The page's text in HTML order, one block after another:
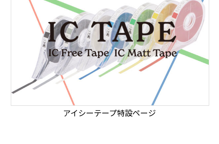
アイシーテープ特設ページ